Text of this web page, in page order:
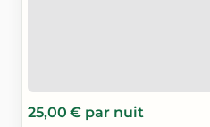
25,00 € par nuit